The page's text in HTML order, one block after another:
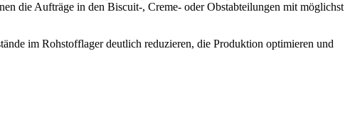
die Aufträge in den Biscuit-, Creme- oder Obstabteilungen mit möglichst
im Rohstofflager deutlich reduzieren, die Produktion optimieren und